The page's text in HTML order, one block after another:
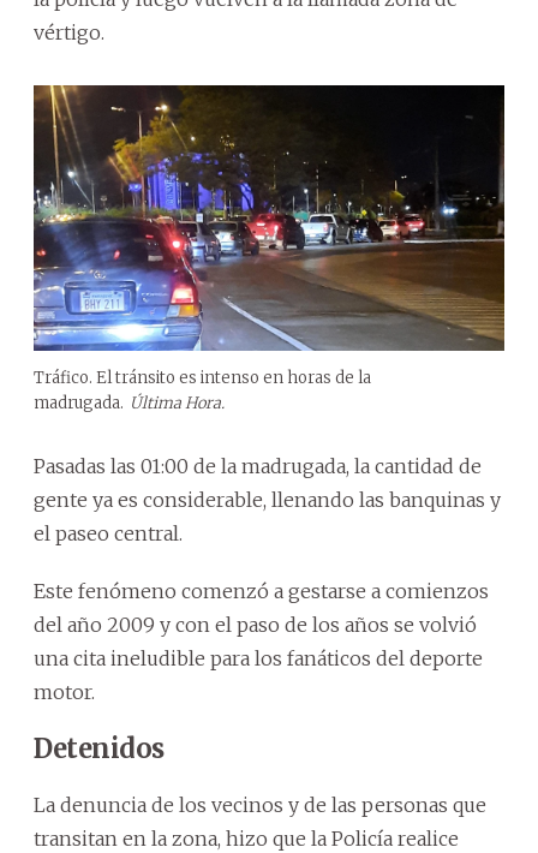
vértigo.
Tráfico. El tránsito es intenso en horas de la
madrugada. Última Hora.
Pasadas las 01:00 de la madrugada, la cantidad de
gente ya es considerable, llenando las banquinas y
el paseo central.
Este fenómeno comenzó a gestarse a comienzos
del año 2009 y con el paso de los años se volvió
una cita ineludible para los fanáticos del deporte
motor.
Detenidos
La denuncia de los vecinos y de las personas que
transitan en la zona, hizo que la Policía realice